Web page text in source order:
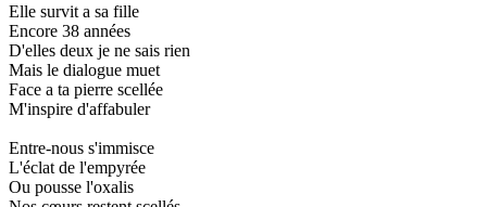
Elle survit a sa fille
Encore 38 années
D'elles deux je ne sais rien
Mais le dialogue muet
Face a ta pierre scellée
M'inspire d'affabuler
Entre-nous s'immisce
L'éclat de l'empyrée
Ou pousse l'oxalis